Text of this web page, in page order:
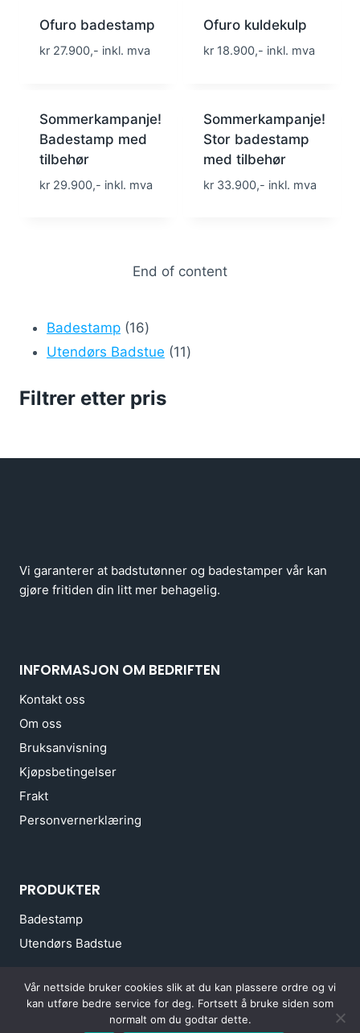
Ofuro badestamp
kr 27.900,- inkl. mva
Ofuro kuldekulp
kr 18.900,- inkl. mva
Sommerkampanje!
Badestamp med
tilbehør
kr 29.900,- inkl. mva
Sommerkampanje!
Stor badestamp
med tilbehør
kr 33.900,- inkl. mva
End of content
Badestamp 1616
produkter
Utendørs Badstue 1111
Filtrer etter pris
Vi garanterer at badstutønner og badestamper vår kan
gjøre fritiden din litt mer behagelig.
INFORMASJON OM BEDRIFTEN
Kontakt oss
Om oss
Bruksanvisning
Kjøpsbetingelser
Frakt
Personvernerklæring
PRODUKTER
Badestamp
Utendørs Badstue
© 2026 Her får du bad og kos - Powered byAdWeb.lt
Vår nettside bruker cookies slik at du kan plassere ordre og vi
kan utføre bedre service for deg. Fortsett å bruke siden som
normalt om du godtar dette.